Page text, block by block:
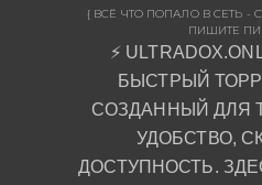
{ ВСЁ ЧТО ПОПАЛО В СЕТЬ
ПИШИТЕ
⚡
БЫСТРЫЙ
СОЗДАННЫЙ ДЛЯ
УДОБСТВО,
ДОСТУПНОСТЬ.